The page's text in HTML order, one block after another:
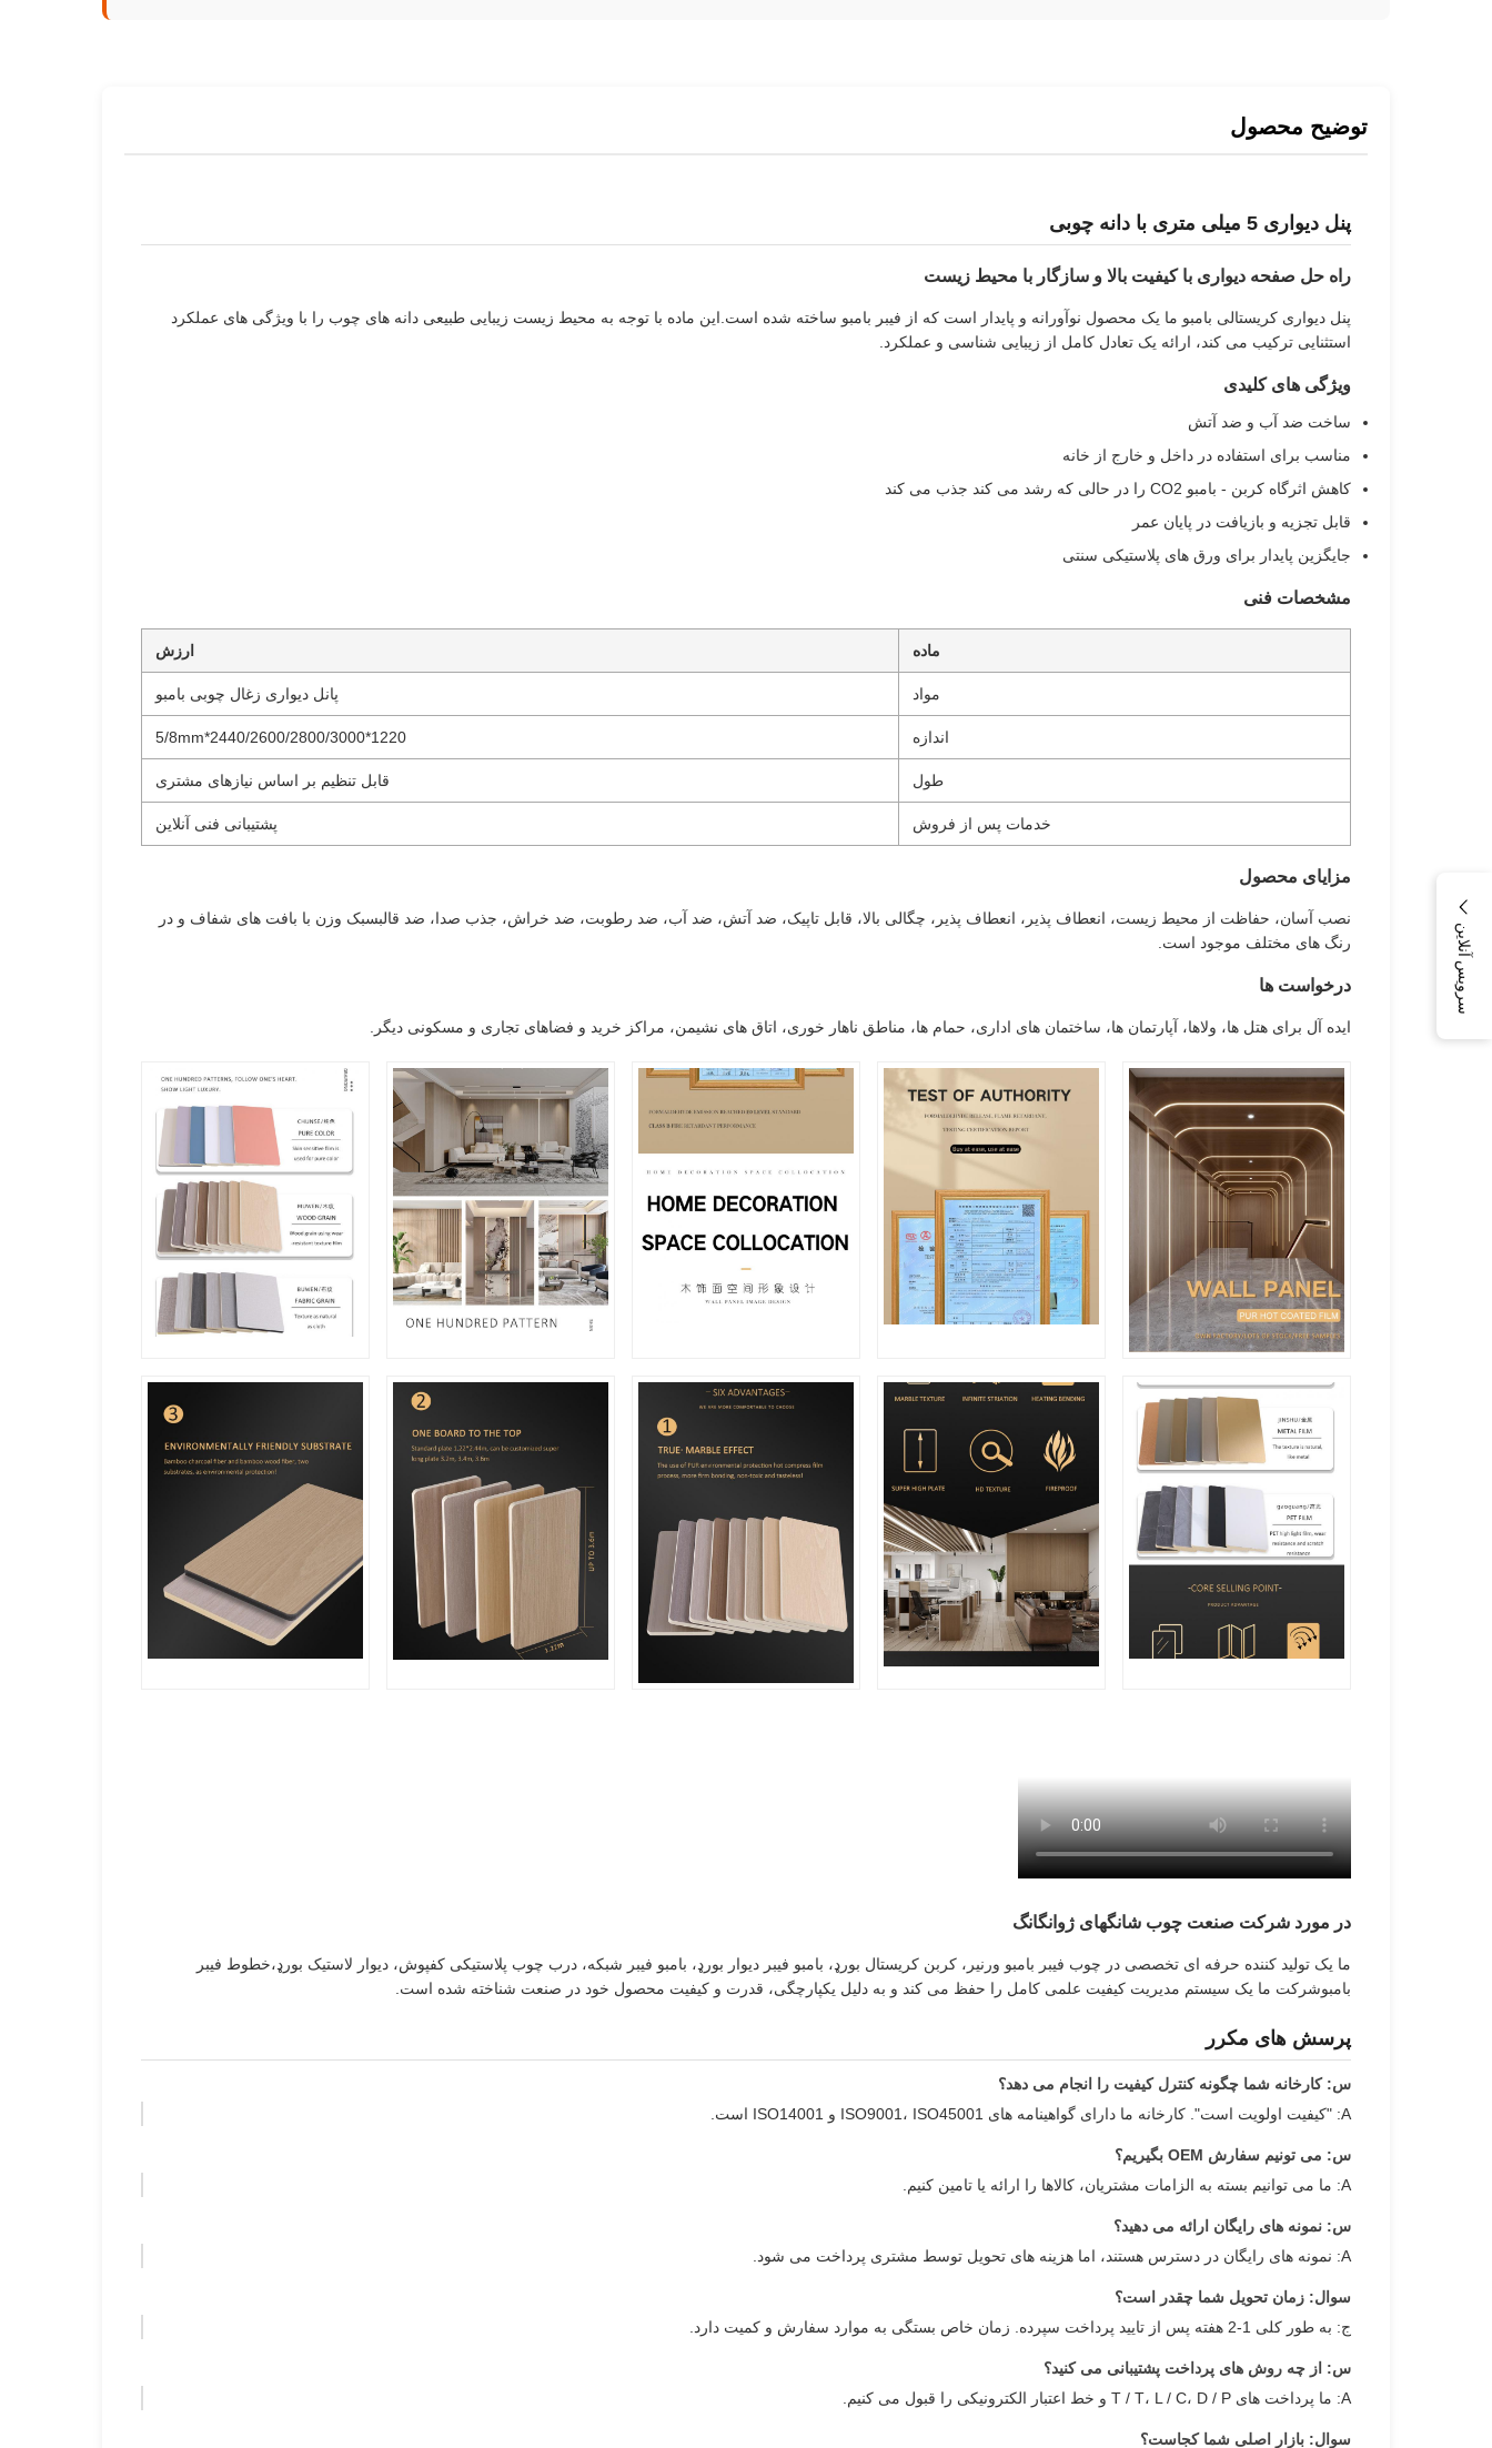
سرویس آنلاین
توضیح محصول
پنل دیواری 5 میلی متری با دانه چوبی
راه حل صفحه دیواری با کیفیت بالا و سازگار با محیط زیست
پنل دیواری کریستالی بامبو ما یک محصول نوآورانه و پایدار است که از فیبر بامبو ساخته شده است.این ماده با توجه به محیط زیست زیبایی طبیعی دانه های چوب را با ویژگی های عملکرد
استثنایی ترکیب می کند، ارائه یک تعادل کامل از زیبایی شناسی و عملکرد.
ویژگی های کلیدی
ساخت ضد آب و ضد آتش
مناسب برای استفاده در داخل و خارج از خانه
کاهش اثرگاه کربن - بامبو CO2 را در حالی که رشد می کند جذب می کند
قابل تجزیه و بازیافت در پایان عمر
جایگزین پایدار برای ورق های پلاستیکی سنتی
مشخصات فنی
ماده ارزش
مواد پانل دیواری زغال چوبی بامبو
اندازه 1220*2440/2600/2800/3000*5/8mm
طول قابل تنظیم بر اساس نیازهای مشتری
خدمات پس از فروش پشتیبانی فنی آنلاین
مزایای محصول
نصب آسان، حفاظت از محیط زیست، انعطاف پذیر، انعطاف پذیر، چگالی بالا، قابل تاپیک، ضد آتش، ضد آب، ضد رطوبت، ضد خراش، جذب صدا، ضد قالبسبک وزن با بافت های شفاف و در
رنگ های مختلف موجود است.
درخواست ها
ایده آل برای هتل ها، ولاها، آپارتمان ها، ساختمان های اداری، حمام ها، مناطق ناهار خوری، اتاق های نشیمن، مراکز خرید و فضاهای تجاری و مسکونی دیگر.
در مورد شرکت صنعت چوب شانگهای ژوانگانگ
ما یک تولید کننده حرفه ای تخصصی در چوب فیبر بامبو ورنیر، کربن کریستال بورډ، بامبو فیبر دیوار بورډ، بامبو فیبر شبکه، درب چوب پلاستیکی کفپوش، دیوار لاستیک بورډ،خطوط فیبر
بامبوشرکت ما یک سیستم مدیریت کیفیت علمی کامل را حفظ می کند و به دلیل یکپارچگی، قدرت و کیفیت محصول خود در صنعت شناخته شده است.
پرسش های مکرر
س: کارخانه شما چگونه کنترل کیفیت را انجام می دهد؟
A: "کیفیت اولویت است". کارخانه ما دارای گواهینامه های ISO9001، ISO45001 و ISO14001 است.
س: می تونیم سفارش OEM بگیریم؟
A: ما می توانیم بسته به الزامات مشتریان، کالاها را ارائه یا تامین کنیم.
س: نمونه های رایگان ارائه می دهید؟
A: نمونه های رایگان در دسترس هستند، اما هزینه های تحویل توسط مشتری پرداخت می شود.
سوال: زمان تحویل شما چقدر است؟
ج: به طور کلی 1-2 هفته پس از تایید پرداخت سپرده. زمان خاص بستگی به موارد سفارش و کمیت دارد.
س: از چه روش های پرداخت پشتیبانی می کنید؟
A: ما پرداخت های T / T، L / C، D / P و خط اعتبار الکترونیکی را قبول می کنیم.
سوال: بازار اصلی شما کجاست؟